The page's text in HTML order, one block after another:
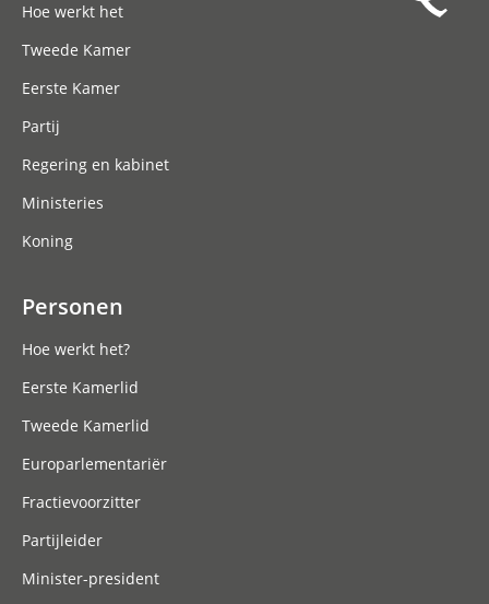
Hoe werkt het
Tweede Kamer
Eerste Kamer
Partij
Regering en kabinet
Ministeries
Koning
Personen
Hoe werkt het?
Eerste Kamerlid
Tweede Kamerlid
Europarlementariër
Fractievoorzitter
Partijleider
Minister-president